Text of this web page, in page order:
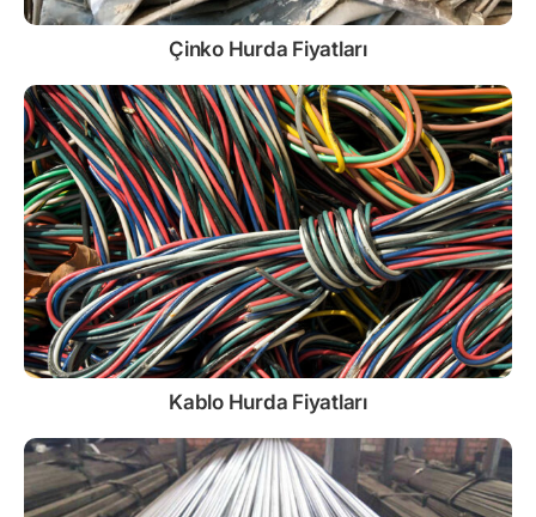
Çinko Hurda Fiyatları
Kablo Hurda Fiyatları